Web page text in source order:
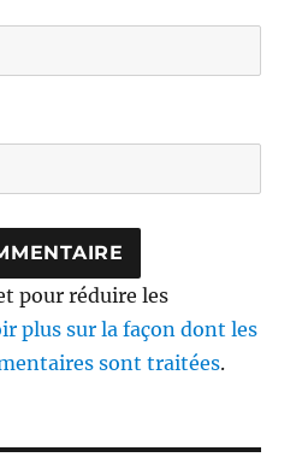
pour réduire les
plus sur la façon dont les
sont traitées.